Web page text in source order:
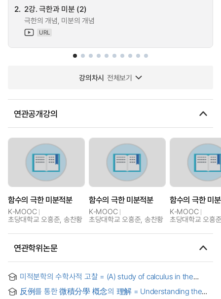
2. 2강. 극한과 미분 (2)
극한의 개념, 미분의 개념
URL
강의차시 전체보기
연관공개강의
함수의 극한 미분적분
K-MOOC
초당대학교 오흥준, 송찬황
함수의 극한 미분적분
K-MOOC
초당대학교 오흥준, 송찬황
함수의 극한 미
K-MOOC
초당대학교 오흥
연관학위논문
미적분학의 수학사적 고찰 = (A) study of calculus in the
history of mathematics
反例를 통한 微積分學 槪念의 理解 = Understanding the